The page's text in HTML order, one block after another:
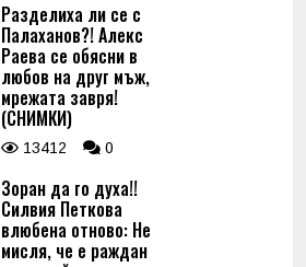
Разделиха ли се с
Палаханов?! Алекс
Раева се обясни в
любов на друг мъж,
мрежата завря!
(СНИМКИ)
13412 0
Зоран да го духа!!
Силвия Петкова
влюбена отново: Не
мисля, че е раждан